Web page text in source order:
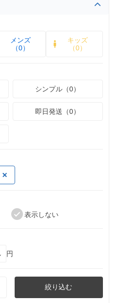
メンズ
（0）
キッズ
（0）
シンプル（0）
即日発送（0）
表示しない
円
絞り込む